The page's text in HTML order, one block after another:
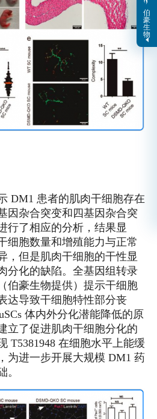
DM1 患者的肌肉干细胞存在
因杂合突变和四基因杂合突
行了相应的分析，结果显
细胞数量和增殖能力与正常
，但是肌肉干细胞的干性显
分化的缺陷。全基因组转录
伯豪生物提供）提示干细胞
达导致干细胞特性部分丧
体内外分化潜能降低的原
立了促进肌肉干细胞分化的
T5381948 在细胞水平上能缓
为进一步开展大规模 DM1 药
。
伯
豪
生
物